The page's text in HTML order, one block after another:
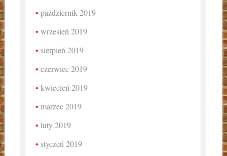
październik 2019
wrzesień 2019
sierpień 2019
czerwiec 2019
kwiecień 2019
marzec 2019
luty 2019
styczeń 2019